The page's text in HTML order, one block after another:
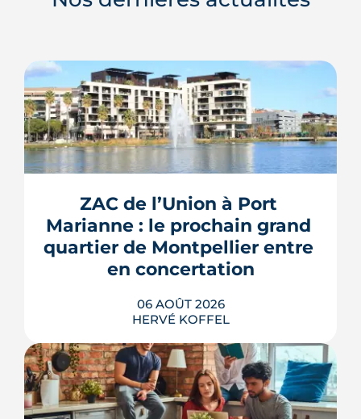
ZAC de l’Union à Port
Marianne : le prochain grand
quartier de Montpellier entre
en concertation
06 AOÛT 2026
HERVÉ KOFFEL